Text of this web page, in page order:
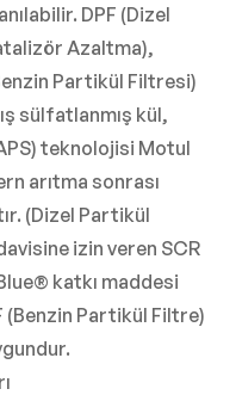
DPF (Dizel
Azaltma),
Partikül Filtresi)
sülfatlanmış kül,
teknolojisi Motul
arıtma sonrası
(Dizel Partikül
izin veren SCR
katkı maddesi
(Benzin Partikül Filtre)